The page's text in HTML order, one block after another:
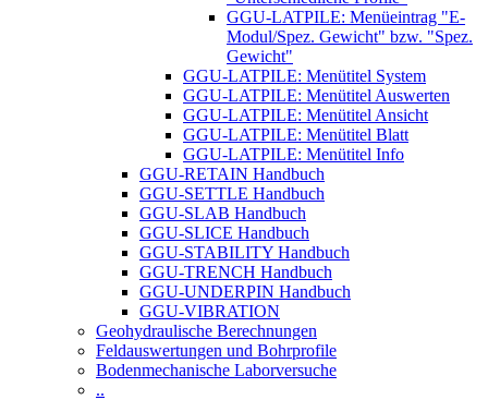
GGU-LATPILE: Menüeintrag "E-
Modul/Spez. Gewicht" bzw. "Spez.
Gewicht"
GGU-LATPILE: Menütitel System
GGU-LATPILE: Menütitel Auswerten
GGU-LATPILE: Menütitel Ansicht
GGU-LATPILE: Menütitel Blatt
GGU-LATPILE: Menütitel Info
GGU-RETAIN Handbuch
GGU-SETTLE Handbuch
GGU-SLAB Handbuch
GGU-SLICE Handbuch
GGU-STABILITY Handbuch
GGU-TRENCH Handbuch
GGU-UNDERPIN Handbuch
GGU-VIBRATION
Geohydraulische Berechnungen
Feldauswertungen und Bohrprofile
Bodenmechanische Laborversuche
..